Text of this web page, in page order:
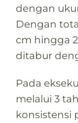
dengan
Dengan
cm hingga
ditabur
Pada
melalui 3
konsistensi